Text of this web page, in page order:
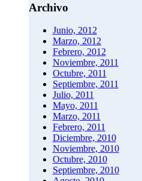
Archivo
Junio, 2012
Marzo, 2012
Febrero, 2012
Noviembre, 2011
Octubre, 2011
Septiembre, 2011
Julio, 2011
Mayo, 2011
Marzo, 2011
Febrero, 2011
Diciembre, 2010
Noviembre, 2010
Octubre, 2010
Septiembre, 2010